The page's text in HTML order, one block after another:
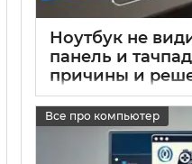
Ноутбук не
панель и
причины и
Все про компьютер